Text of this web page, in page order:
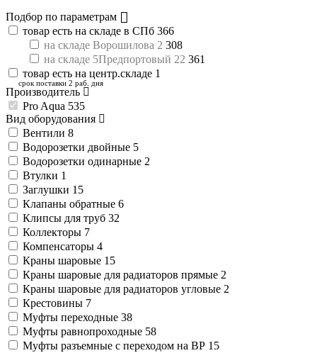
Подбор по параметрам
товар есть на складе в СПб 366
на складе Ворошилова 2 308
на складе 5Предпортовый 22 361
товар есть на центр.складе 1
срок поставки 2 раб. дня
Производитель
Pro Aqua 535
Вид оборудования
Вентили 8
Водорозетки двойные 5
Водорозетки одинарные 2
Втулки 1
Заглушки 15
Клапаны обратные 6
Клипсы для труб 32
Коллекторы 7
Компенсаторы 4
Краны шаровые 15
Краны шаровые для радиаторов прямые 2
Краны шаровые для радиаторов угловые 2
Крестовины 7
Муфты переходные 38
Муфты равнопроходные 58
Муфты разъемные с переходом на ВР 15